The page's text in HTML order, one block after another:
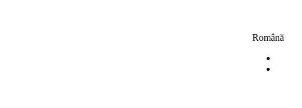
Română